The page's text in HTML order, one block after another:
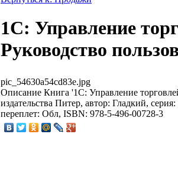
1С: Управление
Руководство
pic_54630a54cd83e.jpg
Описание Книга '1С: Управление
издательства Питер, автор: Гладкий,
переплет: Обл, ISBN: 978-5-496-00728-3